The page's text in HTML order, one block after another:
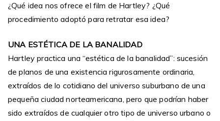
¿Qué idea nos ofrece el film de Hartley? ¿Qué
procedimiento adoptó para retratar esa idea?
UNA ESTÉTICA DE LA BANALIDAD
Hartley practica una “estética de la banalidad”: sucesión
de planos de una existencia rigurosamente ordinaria,
extraídos de lo cotidiano del universo suburbano de una
pequeña ciudad norteamericana, pero que podrían haber
sido extraídos de cualquier otro tipo de universo urbano o